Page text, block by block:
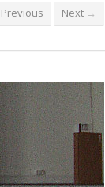
Previous Next →